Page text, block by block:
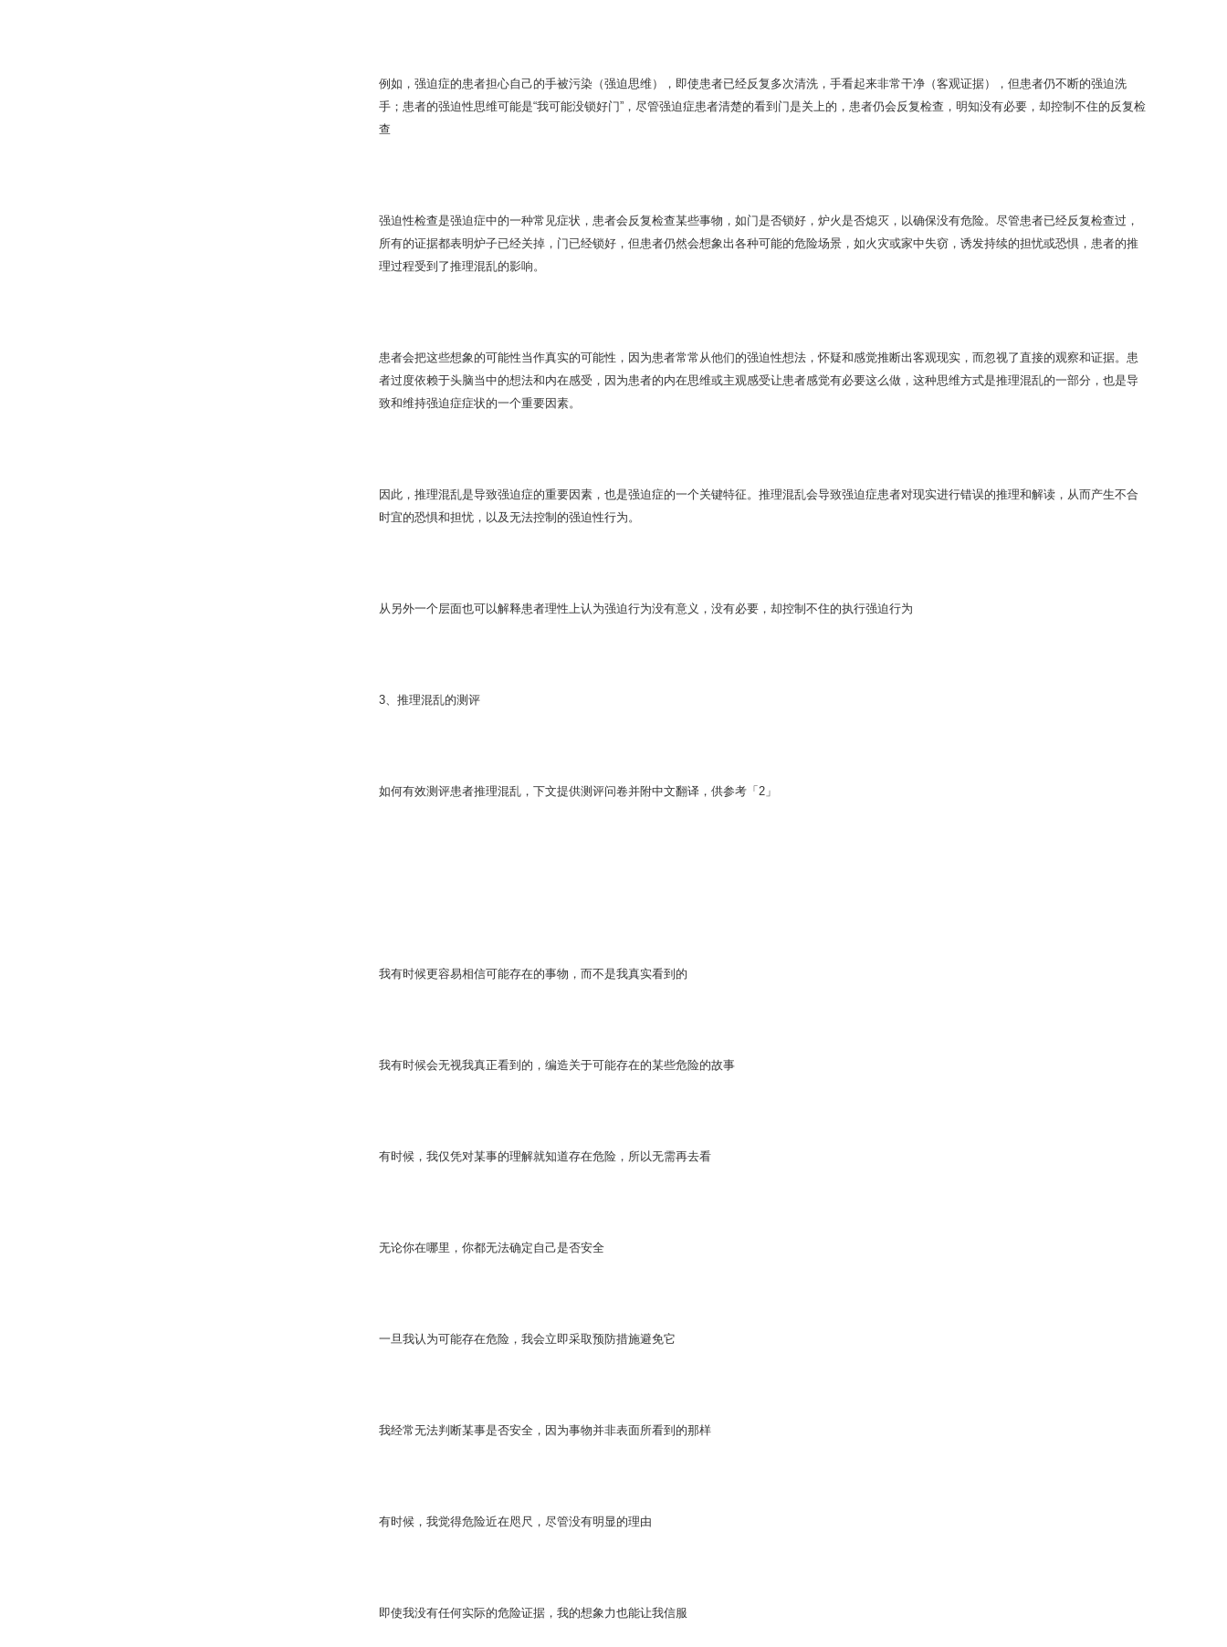
例如，强迫症的患者担心自己的手被污染（强迫思维），即使患者已经反复多次清洗，手看起来非常干净（客观证据），但患者仍不断的强迫洗
手；患者的强迫性思维可能是“我可能没锁好门”，尽管强迫症患者清楚的看到门是关上的，患者仍会反复检查，明知没有必要，却控制不住的反复检
查
强迫性检查是强迫症中的一种常见症状，患者会反复检查某些事物，如门是否锁好，炉火是否熄灭，以确保没有危险。尽管患者已经反复检查过，
所有的证据都表明炉子已经关掉，门已经锁好，但患者仍然会想象出各种可能的危险场景，如火灾或家中失窃，诱发持续的担忧或恐惧，患者的推
理过程受到了推理混乱的影响。
患者会把这些想象的可能性当作真实的可能性，因为患者常常从他们的强迫性想法，怀疑和感觉推断出客观现实，而忽视了直接的观察和证据。患
者过度依赖于头脑当中的想法和内在感受，因为患者的内在思维或主观感受让患者感觉有必要这么做，这种思维方式是推理混乱的一部分，也是导
致和维持强迫症症状的一个重要因素。
因此，推理混乱是导致强迫症的重要因素，也是强迫症的一个关键特征。推理混乱会导致强迫症患者对现实进行错误的推理和解读，从而产生不合
时宜的恐惧和担忧，以及无法控制的强迫性行为。
从另外一个层面也可以解释患者理性上认为强迫行为没有意义，没有必要，却控制不住的执行强迫行为
3、推理混乱的测评
如何有效测评患者推理混乱，下文提供测评问卷并附中文翻译，供参考「2」
我有时候更容易相信可能存在的事物，而不是我真实看到的
我有时候会无视我真正看到的，编造关于可能存在的某些危险的故事
有时候，我仅凭对某事的理解就知道存在危险，所以无需再去看
无论你在哪里，你都无法确定自己是否安全
一旦我认为可能存在危险，我会立即采取预防措施避免它
我经常无法判断某事是否安全，因为事物并非表面所看到的那样
有时候，我觉得危险近在咫尺，尽管没有明显的理由
即使我没有任何实际的危险证据，我的想象力也能让我信服